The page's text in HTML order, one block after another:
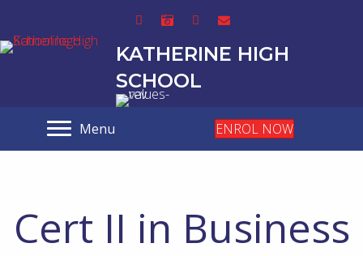
KATHERINE HIGH
SCHOOL
Menu ENROL NOW
Cert II in Business